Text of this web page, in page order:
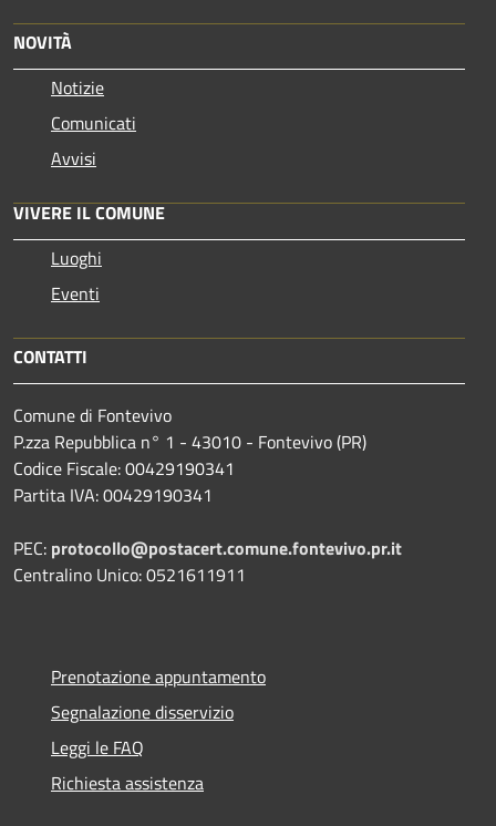
NOVITÀ
Notizie
Comunicati
Avvisi
VIVERE IL COMUNE
Luoghi
Eventi
CONTATTI
Comune di Fontevivo
P.zza Repubblica n° 1 - 43010 - Fontevivo (PR)
Codice Fiscale: 00429190341
Partita IVA: 00429190341
PEC: protocollo@postacert.comune.fontevivo.pr.it
Centralino Unico: 0521611911
Prenotazione appuntamento
Segnalazione disservizio
Leggi le FAQ
Richiesta assistenza